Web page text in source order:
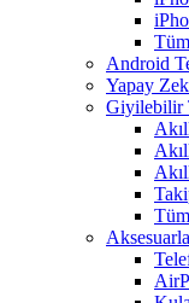
Android
Yapay
Giyilebilir